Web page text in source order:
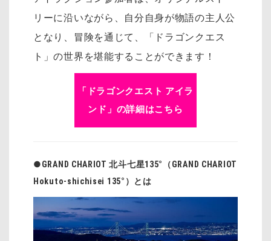
リーに沿いながら、自分自身が物語の主人公
となり、冒険を通じて、「ドラゴンクエス
ト」の世界を堪能することができます！
「ドラゴンクエスト アイラ
ンド」の詳細はこちら
●GRAND CHARIOT 北斗七星135°（GRAND CHARIOT
Hokuto-shichisei 135°）とは